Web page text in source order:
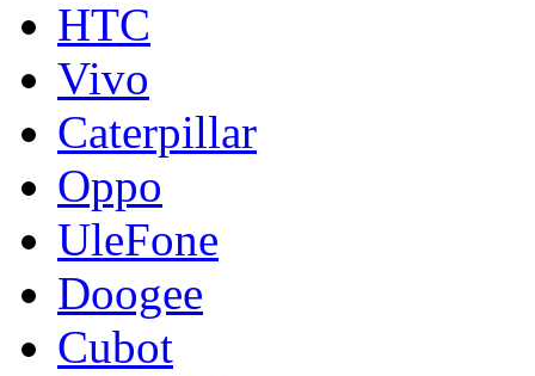
HTC
Vivo
Caterpillar
Oppo
UleFone
Doogee
Cubot